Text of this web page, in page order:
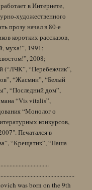
в Интернете,
художественного
прозу начал в 80-е
коротких рассказов,
муха!”, 1991;
2008;
(“ЛЧК”, “Перебежчик”,
“Жасмин”, “Белый
“Последний дом”,
“Vis vitalis”,
“Монолог о
конкурсов,
Печатался в
“Крещатик”, “Наша
was born on the 9th